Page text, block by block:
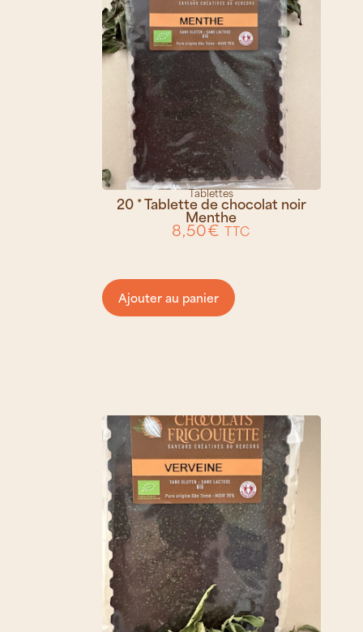
Tablettes
20 * Tablette de chocolat noir
Menthe
8,50€ TTC
Ajouter au panier